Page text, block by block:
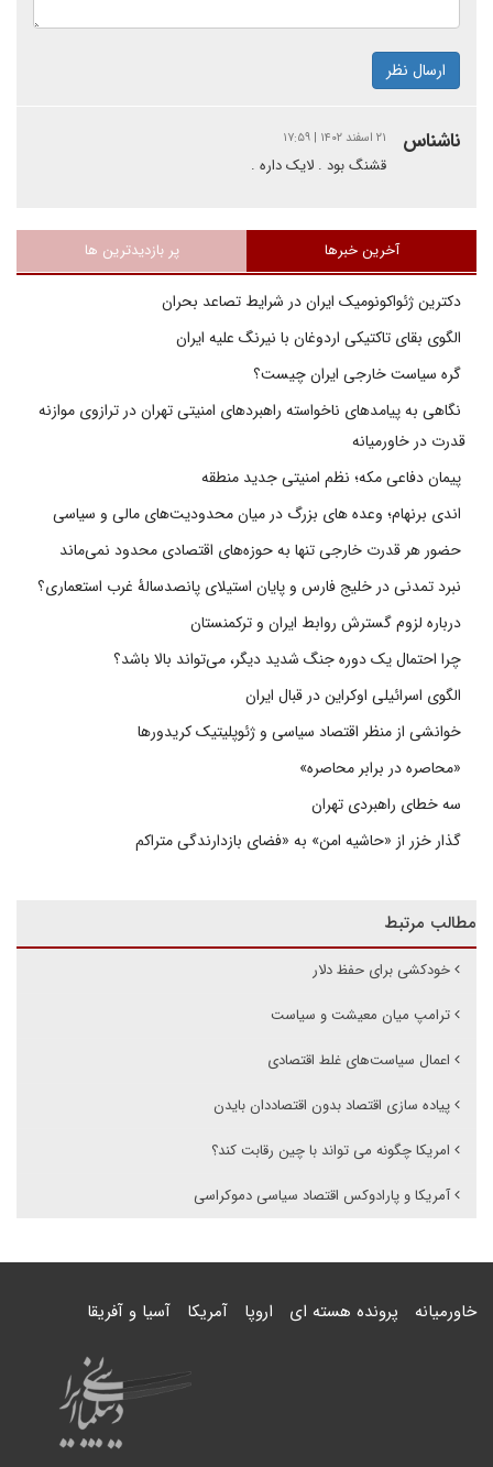
ارسال نظر
ناشناس ۲۱ اسفند ۱۴۰۲ | ۱۷:۵۹
قشنگ بود . لایک داره .
آخرین خبرها پر بازدیدترین ها
دکترین ژئواکونومیک ایران در شرایط تصاعد بحران
الگوی بقای تاکتیکی اردوغان با نیرنگ علیه ایران
گره سیاست خارجی ایران چیست؟
نگاهی به پیامدهای ناخواسته راهبردهای امنیتی تهران در ترازوی موازنه
قدرت در خاورمیانه
پیمان دفاعی مکه؛ نظم امنیتی جدید منطقه
اندی برنهام؛ وعده های بزرگ در میان محدودیت‌های مالی و سیاسی
حضور هر قدرت خارجی تنها به حوزه‌های اقتصادی محدود نمی‌ماند
نبرد تمدنی در خلیج فارس و پایان استیلای پانصدسالۀ غرب استعماری؟
درباره لزوم گسترش روابط ایران و ترکمنستان
چرا احتمال یک دوره جنگ شدید دیگر، می‌تواند بالا باشد؟
الگوی اسرائیلی اوکراین در قبال ایران
خوانشی از منظر اقتصاد سیاسی و ژئوپلیتیک کریدورها
«محاصره در برابر محاصره»
سه خطای راهبردی تهران
گذار خزر از «حاشیه امن» به «فضای بازدارندگی متراکم
مطالب مرتبط
خودکشی برای حفظ دلار
ترامپ میان معیشت و سیاست
اعمال سیاست‌های غلط اقتصادی
پیاده سازی اقتصاد بدون اقتصاددان بایدن
امریکا چگونه می تواند با چین رقابت کند؟
آمریکا و پارادوکس اقتصاد سیاسی دموکراسی
خاورمیانه پرونده هسته ای اروپا آمریکا آسیا و آفریقا